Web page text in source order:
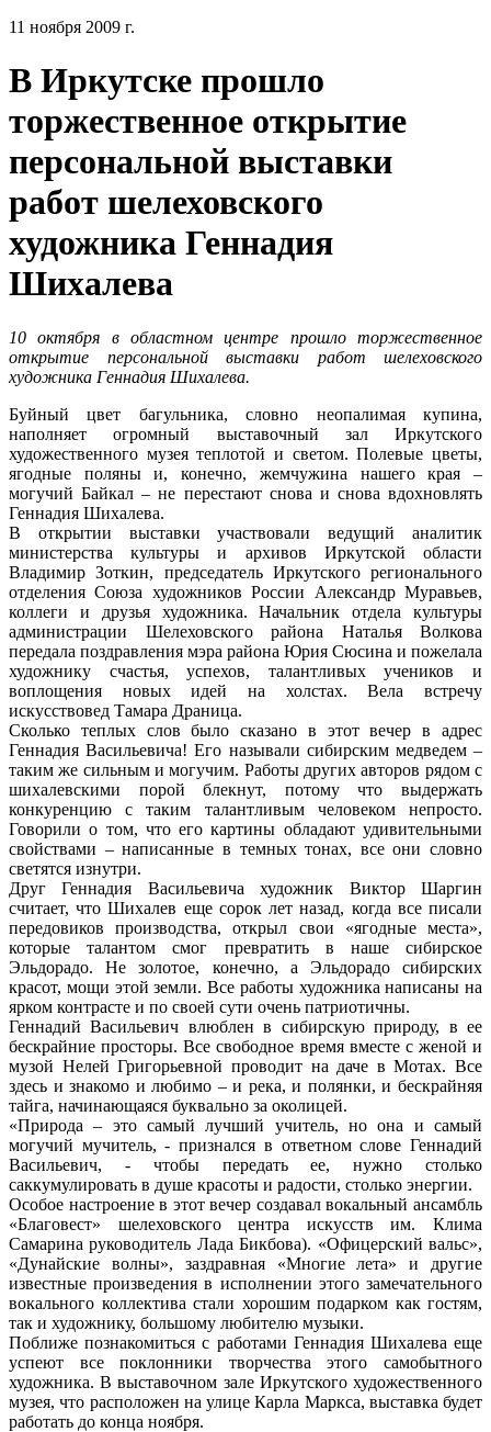
11 ноября 2009 г.
В Иркутске прошло
торжественное открытие
персональной выставки
работ шелеховского
художника Геннадия
Шихалева
10 октября в областном центре прошло торжественное
открытие персональной выставки работ шелеховского
художника Геннадия Шихалева.
Буйный цвет багульника, словно неопалимая купина,
наполняет огромный выставочный зал Иркутского
художественного музея теплотой и светом. Полевые цветы,
ягодные поляны и, конечно, жемчужина нашего края –
могучий Байкал – не перестают снова и снова вдохновлять
Геннадия Шихалева.
В открытии выставки участвовали ведущий аналитик
министерства культуры и архивов Иркутской области
Владимир Зоткин, председатель Иркутского регионального
отделения Союза художников России Александр Муравьев,
коллеги и друзья художника. Начальник отдела культуры
администрации Шелеховского района Наталья Волкова
передала поздравления мэра района Юрия Сюсина и пожелала
художнику счастья, успехов, талантливых учеников и
воплощения новых идей на холстах. Вела встречу
искусствовед Тамара Драница.
Сколько теплых слов было сказано в этот вечер в адрес
Геннадия Васильевича! Его называли сибирским медведем –
таким же сильным и могучим. Работы других авторов рядом с
шихалевскими порой блекнут, потому что выдержать
конкуренцию с таким талантливым человеком непросто.
Говорили о том, что его картины обладают удивительными
свойствами – написанные в темных тонах, все они словно
светятся изнутри.
Друг Геннадия Васильевича художник Виктор Шаргин
считает, что Шихалев еще сорок лет назад, когда все писали
передовиков производства, открыл свои «ягодные места»,
которые талантом смог превратить в наше сибирское
Эльдорадо. Не золотое, конечно, а Эльдорадо сибирских
красот, мощи этой земли. Все работы художника написаны на
ярком контрасте и по своей сути очень патриотичны.
Геннадий Васильевич влюблен в сибирскую природу, в ее
бескрайние просторы. Все свободное время вместе с женой и
музой Нелей Григорьевной проводит на даче в Мотах. Все
здесь и знакомо и любимо – и река, и полянки, и бескрайняя
тайга, начинающаяся буквально за околицей.
«Природа – это самый лучший учитель, но она и самый
могучий мучитель, - признался в ответном слове Геннадий
Васильевич, - чтобы передать ее, нужно столько
саккумулировать в душе красоты и радости, столько энергии.
Особое настроение в этот вечер создавал вокальный ансамбль
«Благовест» шелеховского центра искусств им. Клима
Самарина руководитель Лада Бикбова). «Офицерский вальс»,
«Дунайские волны», заздравная «Многие лета» и другие
известные произведения в исполнении этого замечательного
вокального коллектива стали хорошим подарком как гостям,
так и художнику, большому любителю музыки.
Поближе познакомиться с работами Геннадия Шихалева еще
успеют все поклонники творчества этого самобытного
художника. В выставочном зале Иркутского художественного
музея, что расположен на улице Карла Маркса, выставка будет
работать до конца ноября.